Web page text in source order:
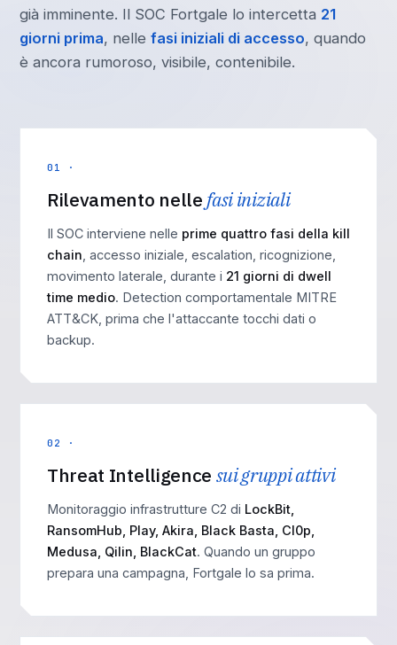
già imminente. Il SOC Fortgale lo intercetta 21
giorni prima, nelle fasi iniziali di accesso, quando
è ancora rumoroso, visibile, contenibile.
01 ·
Rilevamento nellefasi iniziali
Il SOC interviene nelle prime quattro fasi della kill
chain , accesso iniziale, escalation, ricognizione,
movimento laterale, durante i 21 giorni di dwell
time medio. Detection comportamentale MITRE
ATT&CK, prima che l'attaccante tocchi dati o
backup.
02 ·
Threat Intelligence sui gruppi attivi
Monitoraggio infrastrutture C2 di LockBit,
RansomHub, Play, Akira, Black Basta, Cl0p,
Medusa, Qilin, BlackCat. Quando un gruppo
prepara una campagna, Fortgale lo sa prima.